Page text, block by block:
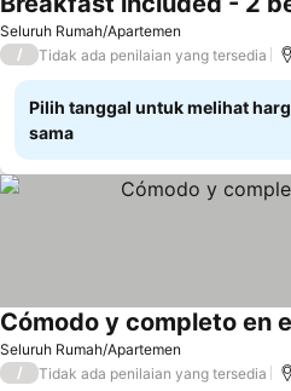
Seluruh Rumah/Apartemen
/ Tidak ada penilaian yang tersedia
Pilih tanggal untuk melihat
sama
Seluruh Rumah/Apartemen
Cómodo y completo en
/ Tidak ada penilaian yang tersedia